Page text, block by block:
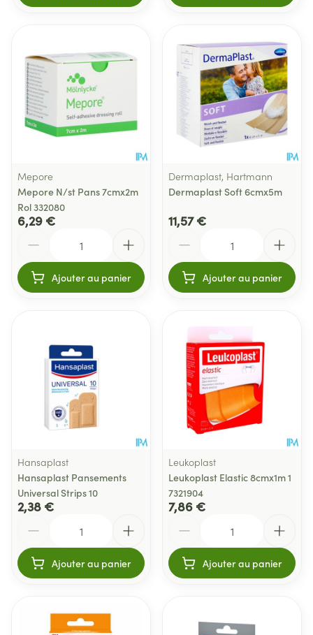
Mepore
Mepore N/st Pans 7cmx2m
Rol 332080
6,29 €
Ajouter au panier
Dermaplast, Hartmann
Dermaplast Soft 6cmx5m
11,57 €
Ajouter au panier
Hansaplast
Hansaplast Pansements
Universal Strips 10
2,38 €
Ajouter au panier
Leukoplast
Leukoplast Elastic 8cmx1m 1
7321904
7,86 €
Ajouter au panier